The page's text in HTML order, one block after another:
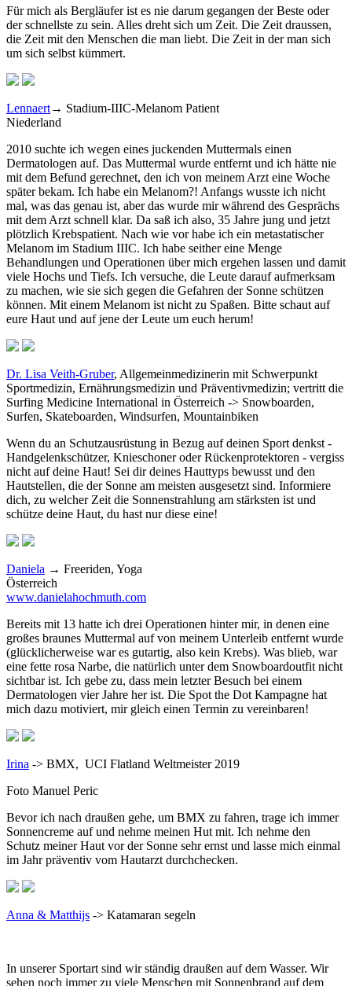
Für mich als Bergläufer ist es nie darum gegangen der Beste oder
der schnellste zu sein. Alles dreht sich um Zeit. Die Zeit draussen,
die Zeit mit den Menschen die man liebt. Die Zeit in der man sich
um sich selbst kümmert.
Lennaert→ Stadium-IIIC-Melanom Patient
Niederland
2010 suchte ich wegen eines juckenden Muttermals einen
Dermatologen auf. Das Muttermal wurde entfernt und ich hätte nie
mit dem Befund gerechnet, den ich von meinem Arzt eine Woche
später bekam. Ich habe ein Melanom?! Anfangs wusste ich nicht
mal, was das genau ist, aber das wurde mir während des Gesprächs
mit dem Arzt schnell klar. Da saß ich also, 35 Jahre jung und jetzt
plötzlich Krebspatient. Nach wie vor habe ich ein metastatischer
Melanom im Stadium IIIC. Ich habe seither eine Menge
Behandlungen und Operationen über mich ergehen lassen und damit
viele Hochs und Tiefs. Ich versuche, die Leute darauf aufmerksam
zu machen, wie sie sich gegen die Gefahren der Sonne schützen
können. Mit einem Melanom ist nicht zu Spaßen. Bitte schaut auf
eure Haut und auf jene der Leute um euch herum!
Dr. Lisa Veith-Gruber, Allgemeinmedizinerin mit Schwerpunkt
Sportmedizin, Ernährungsmedizin und Präventivmedizin; vertritt die
Surfing Medicine International in Österreich -> Snowboarden,
Surfen, Skateboarden, Windsurfen, Mountainbiken
Wenn du an Schutzausrüstung in Bezug auf deinen Sport denkst -
Handgelenkschützer, Knieschoner oder Rückenprotektoren - vergiss
nicht auf deine Haut! Sei dir deines Hauttyps bewusst und den
Hautstellen, die der Sonne am meisten ausgesetzt sind. Informiere
dich, zu welcher Zeit die Sonnenstrahlung am stärksten ist und
schütze deine Haut, du hast nur diese eine!
Daniela → Freeriden, Yoga
Österreich
www.danielahochmuth.com
Bereits mit 13 hatte ich drei Operationen hinter mir, in denen eine
großes braunes Muttermal auf von meinem Unterleib entfernt wurde
(glücklicherweise war es gutartig, also kein Krebs). Was blieb, war
eine fette rosa Narbe, die natürlich unter dem Snowboardoutfit nicht
sichtbar ist. Ich gebe zu, dass mein letzter Besuch bei einem
Dermatologen vier Jahre her ist. Die Spot the Dot Kampagne hat
mich dazu motiviert, mir gleich einen Termin zu vereinbaren!
Irina -> BMX, UCI Flatland Weltmeister 2019
Foto Manuel Peric
Bevor ich nach draußen gehe, um BMX zu fahren, trage ich immer
Sonnencreme auf und nehme meinen Hut mit. Ich nehme den
Schutz meiner Haut vor der Sonne sehr ernst und lasse mich einmal
im Jahr präventiv vom Hautarzt durchchecken.
Anna & Matthijs -> Katamaran segeln
In unserer Sportart sind wir ständig draußen auf dem Wasser. Wir
sehen noch immer zu viele Menschen mit Sonnenbrand auf dem